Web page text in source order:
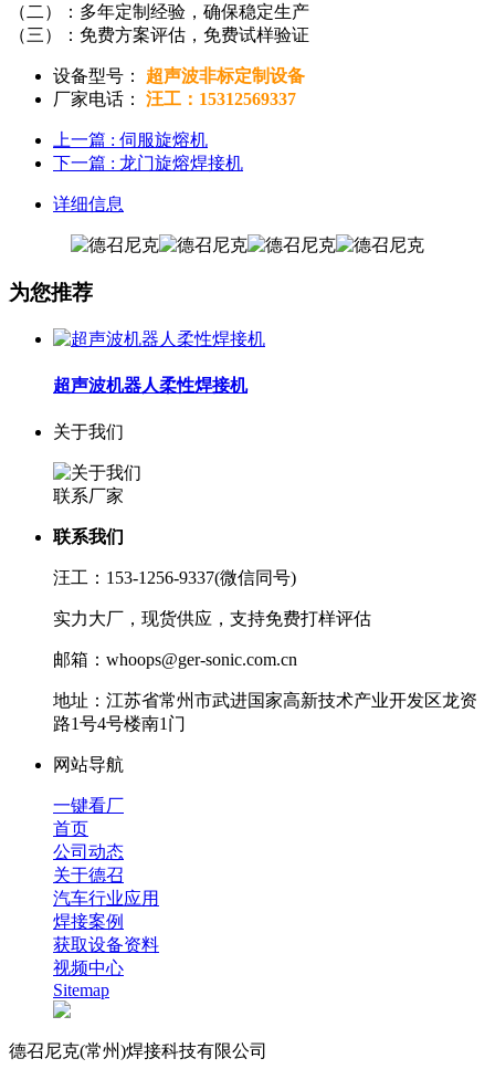
（二）：多年定制经验，确保稳定生产
（三）：免费方案评估，免费试样验证
设备型号：
超声波非标定制设备
厂家电话：
汪工：15312569337
上一篇 : 伺服旋熔机
下一篇 : 龙门旋熔焊接机
详细信息
为您推荐
超声波机器人柔性焊接机
关于我们
联系厂家
联系我们
汪工：153-1256-9337(微信同号)
实力大厂，现货供应，支持免费打样评估
邮箱：whoops@ger-sonic.com.cn
地址：江苏省常州市武进国家高新技术产业开发区龙资
路1号4号楼南1门
网站导航
一键看厂
首页
公司动态
关于德召
汽车行业应用
焊接案例
获取设备资料
视频中心
Sitemap
德召尼克(常州)焊接科技有限公司